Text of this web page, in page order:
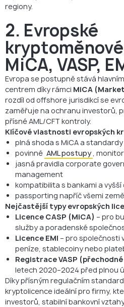
regiony.
2. Evropské
MiCA, VASP,
Evropa se postupně stává
centrem díky rámci MiCA
rozdíl od offshore jurisdikcí se
zaměřuje na ochranu investorů,
přísné AML/CFT kontroly.
Klíčové vlastnosti evropských
plná shoda s MiCA a standardy
povinné AML postupy ,
jasná pravidla corporate
management
kompatibilita s bankami a
passporting napříč všemi
Nejčastější typy evropských
Licence CASP (MiCA) – pro
služby a poradenské
Licence EMI – pro společnosti
peníze, stablecoiny nebo
Registrace VASP
letech 2020–2024 před plnou
Díky přísným regulačním
kryptolicence ideální pro firmy,
investorů, stabilní bankovní